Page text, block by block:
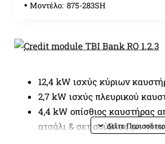
Μοντέλο: 875-283SH
12,4 kW ισχύς κύριων
2,7 kW ισχύς πλευρικού
4,4 kW οπίσθιος καυστήρας
ατσάλι & σετ σούβλας με